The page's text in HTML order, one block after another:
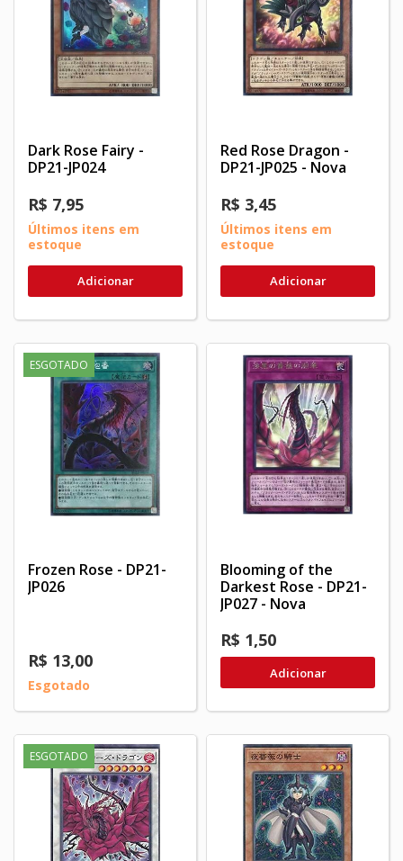
Dark Rose Fairy -
DP21-JP024
R$ 7,95
Últimos itens em
estoque
Adicionar
Red Rose Dragon -
DP21-JP025 - Nova
R$ 3,45
Últimos itens em
estoque
Adicionar
ESGOTADO
Frozen Rose - DP21-
JP026
R$ 13,00
Esgotado
Blooming of the
Darkest Rose - DP21-
JP027 - Nova
R$ 1,50
Adicionar
ESGOTADO